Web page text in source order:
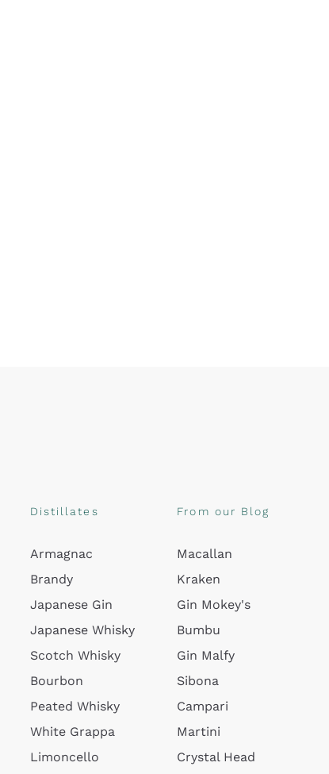
Distillates
Armagnac
Brandy
Japanese Gin
Japanese Whisky
Scotch Whisky
Bourbon
Peated Whisky
White Grappa
Limoncello
From our Blog
Macallan
Kraken
Gin Mokey's
Bumbu
Gin Malfy
Sibona
Campari
Martini
Crystal Head